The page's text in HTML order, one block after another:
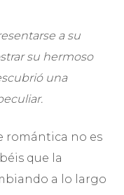
a su
su hermoso
una
romántica no es
que la
a lo largo